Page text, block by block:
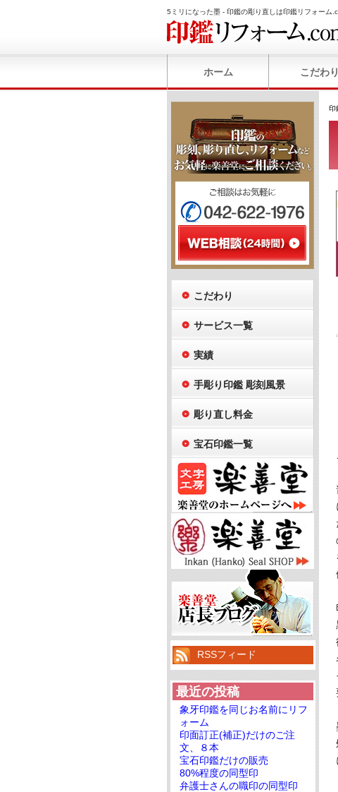
5ミリになった墨 - 印鑑の彫り直しは印鑑リフォーム
ホーム こだわり
印
こだわり
サービス一覧
実績
手彫り印鑑 彫刻風景
彫り直し料金
宝石印鑑一覧
RSSフィード
最近の投稿
象牙印鑑を同じお名前にリフ
ォーム
印面訂正(補正)だけのご注
文、８本
宝石印鑑だけの販売
80%程度の同型印
弁護士さんの職印の同型印